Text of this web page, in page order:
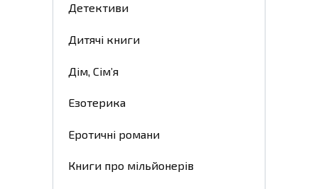
Детективи
Дитячі книги
Дім, Сім’я
Езотерика
Еротичні романи
Книги про мільйонерів